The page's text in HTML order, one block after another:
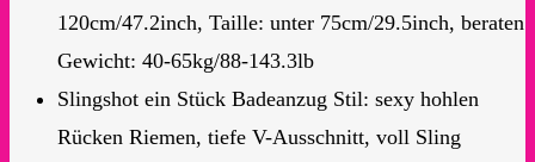
120cm/47.2inch, Taille: unter 75cm/29.5inch, beraten
Gewicht: 40-65kg/88-143.3lb
Slingshot ein Stück Badeanzug Stil: sexy hohlen
Rücken Riemen, tiefe V-Ausschnitt, voll Sling